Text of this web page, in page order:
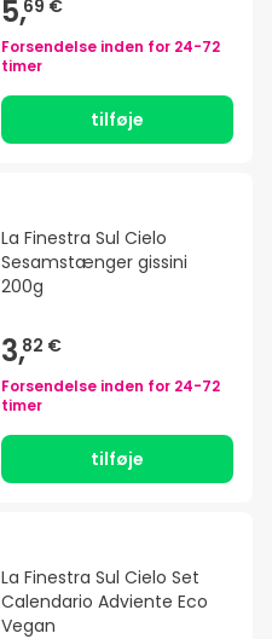
5,69 €
Forsendelse inden for 24-72
timer
tilføje
La Finestra Sul Cielo
Sesamstænger gissini
200g
3,82 €
Forsendelse inden for 24-72
timer
tilføje
La Finestra Sul Cielo Set
Calendario Adviente Eco
Vegan